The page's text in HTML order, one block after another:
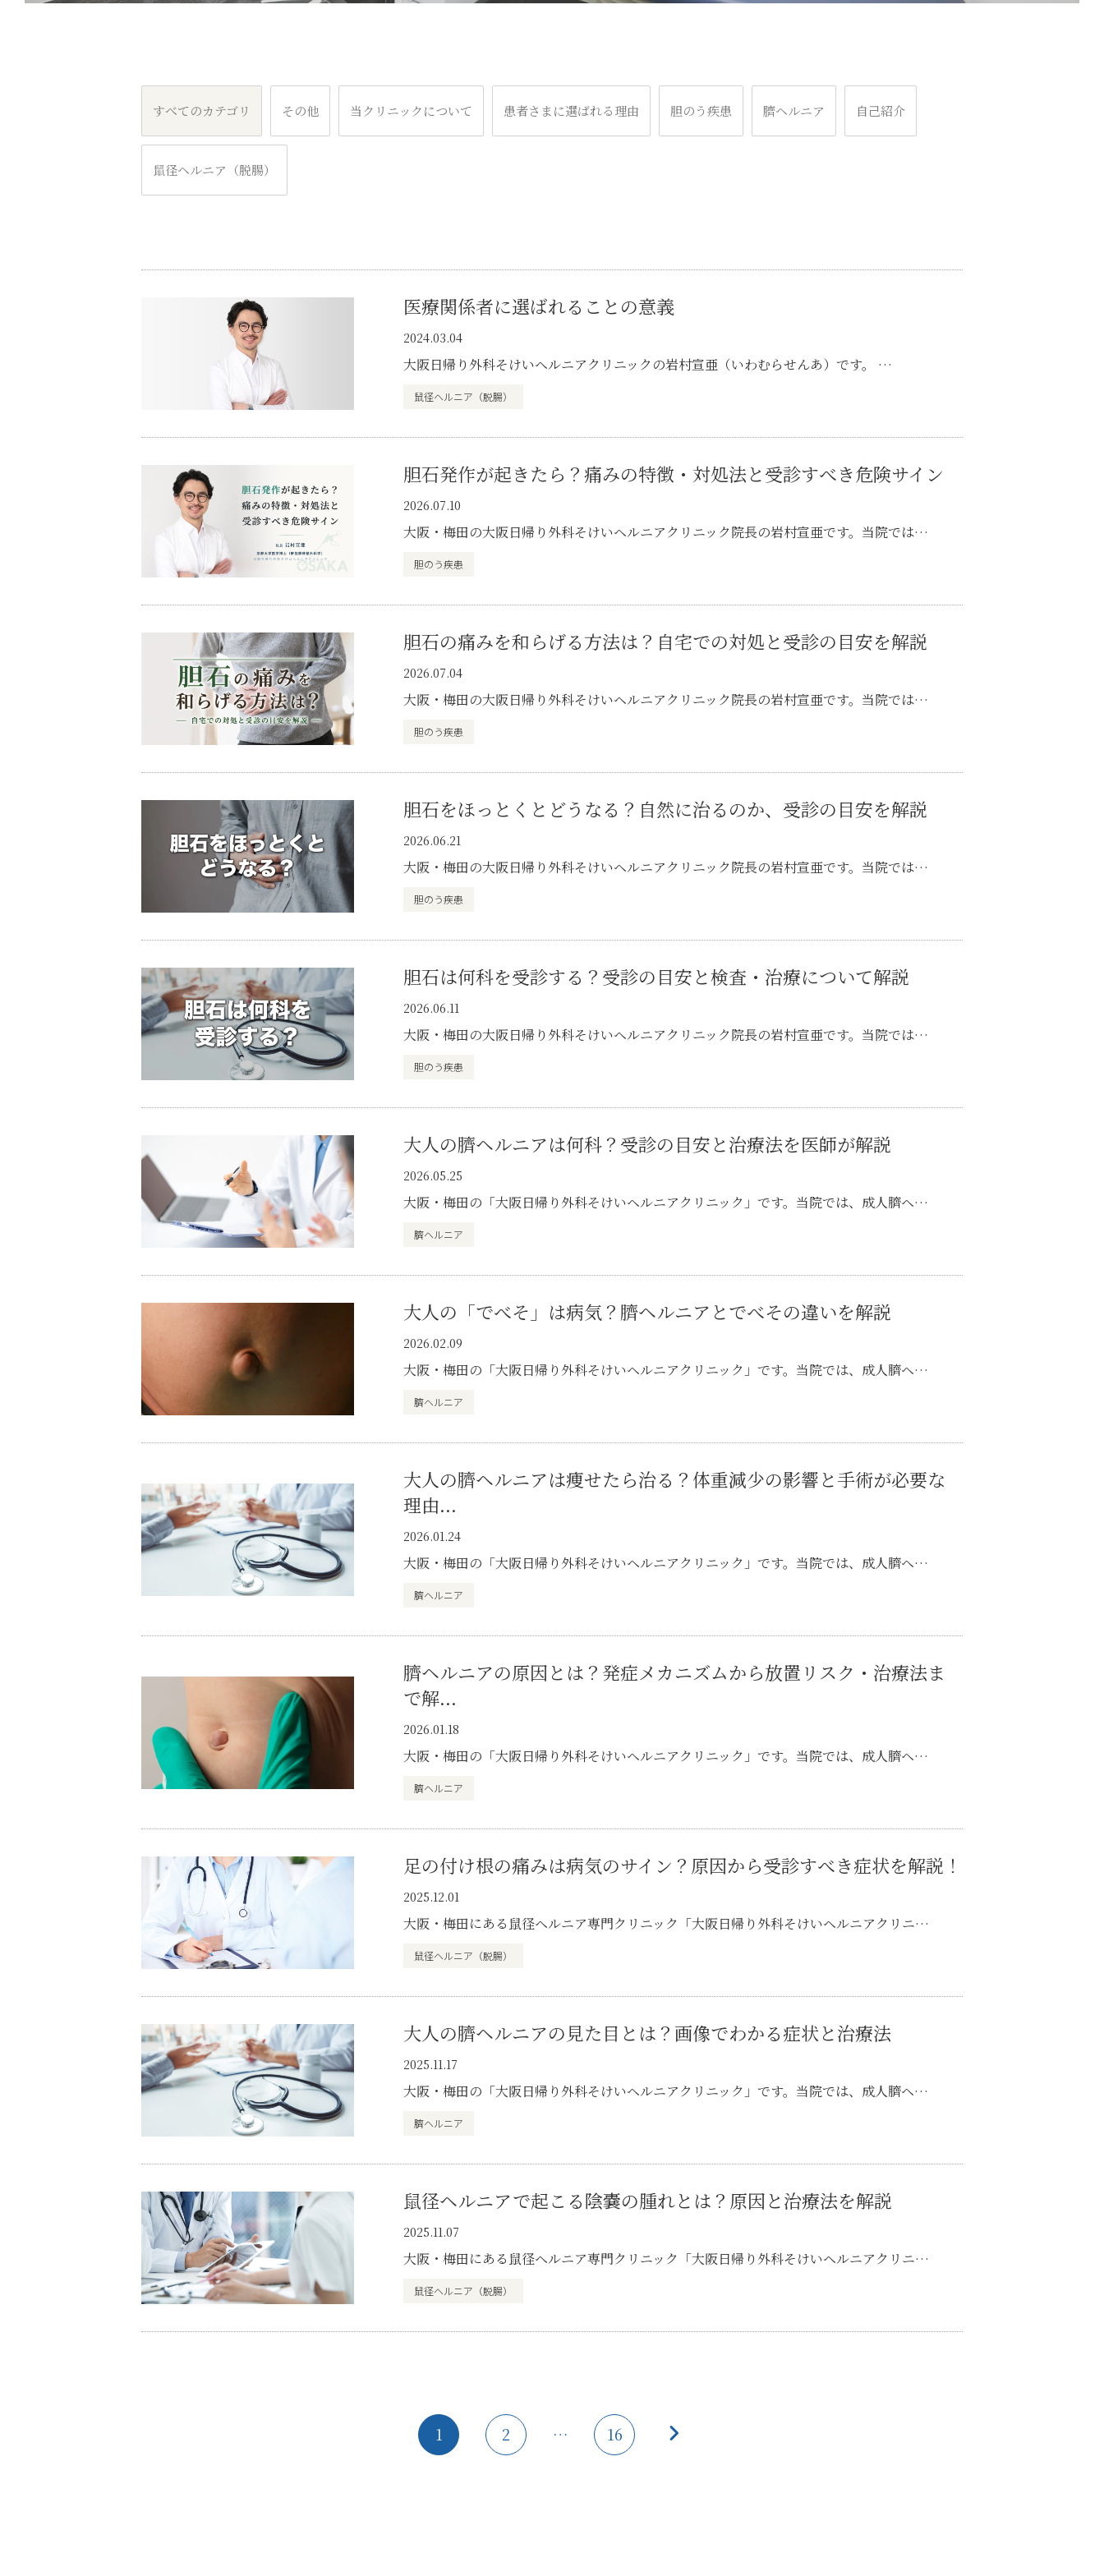
すべてのカテゴリ その他 当クリニックについて 患者さまに選ばれる理由 胆のう疾患 臍ヘルニア 自己紹介
鼠径ヘルニア（脱腸）
医療関係者に選ばれることの意義
2024.03.04
大阪日帰り外科そけいヘルニアクリニックの岩村宣亜（いわむらせんあ）です。 …
鼠径ヘルニア（脱腸）
胆石発作が起きたら？痛みの特徴・対処法と受診すべき危険サイン
2026.07.10
大阪・梅田の大阪日帰り外科そけいヘルニアクリニック院長の岩村宣亜です。当院では…
胆のう疾患
胆石の痛みを和らげる方法は？自宅での対処と受診の目安を解説
2026.07.04
大阪・梅田の大阪日帰り外科そけいヘルニアクリニック院長の岩村宣亜です。当院では…
胆のう疾患
胆石をほっとくとどうなる？自然に治るのか、受診の目安を解説
2026.06.21
大阪・梅田の大阪日帰り外科そけいヘルニアクリニック院長の岩村宣亜です。当院では…
胆のう疾患
胆石は何科を受診する？受診の目安と検査・治療について解説
2026.06.11
大阪・梅田の大阪日帰り外科そけいヘルニアクリニック院長の岩村宣亜です。当院では…
胆のう疾患
大人の臍ヘルニアは何科？受診の目安と治療法を医師が解説
2026.05.25
大阪・梅田の「大阪日帰り外科そけいヘルニアクリニック」です。当院では、成人臍ヘ…
臍ヘルニア
大人の「でべそ」は病気？臍ヘルニアとでべその違いを解説
2026.02.09
大阪・梅田の「大阪日帰り外科そけいヘルニアクリニック」です。当院では、成人臍ヘ…
臍ヘルニア
大人の臍ヘルニアは痩せたら治る？体重減少の影響と手術が必要な
理由...
2026.01.24
大阪・梅田の「大阪日帰り外科そけいヘルニアクリニック」です。当院では、成人臍ヘ…
臍ヘルニア
臍ヘルニアの原因とは？発症メカニズムから放置リスク・治療法ま
で解...
2026.01.18
大阪・梅田の「大阪日帰り外科そけいヘルニアクリニック」です。当院では、成人臍ヘ…
臍ヘルニア
足の付け根の痛みは病気のサイン？原因から受診すべき症状を解説！
2025.12.01
大阪・梅田にある鼠径ヘルニア専門クリニック「大阪日帰り外科そけいヘルニアクリニ…
鼠径ヘルニア（脱腸）
大人の臍ヘルニアの見た目とは？画像でわかる症状と治療法
2025.11.17
大阪・梅田の「大阪日帰り外科そけいヘルニアクリニック」です。当院では、成人臍ヘ…
臍ヘルニア
鼠径ヘルニアで起こる陰嚢の腫れとは？原因と治療法を解説
2025.11.07
大阪・梅田にある鼠径ヘルニア専門クリニック「大阪日帰り外科そけいヘルニアクリニ…
鼠径ヘルニア（脱腸）
1 2 … 16